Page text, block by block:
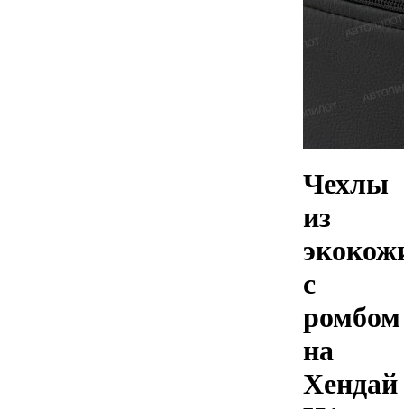
Чехлы
из
с
ромбом
на
Хендай